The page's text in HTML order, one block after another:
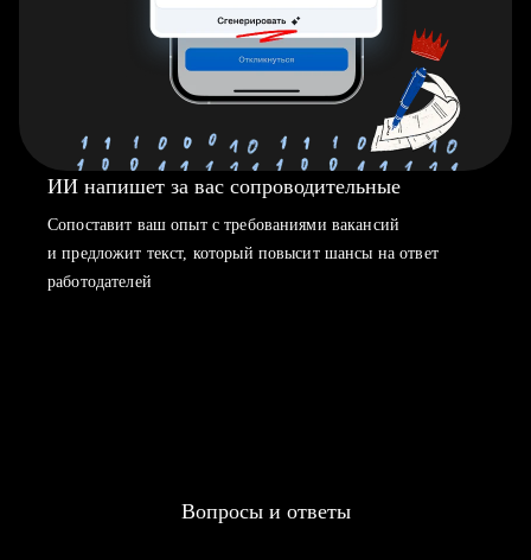
ИИ напишет за вас сопроводительные
Сопоставит ваш опыт с требованиями вакансий
и предложит текст, который повысит шансы на ответ
работодателей
Вопросы и ответы